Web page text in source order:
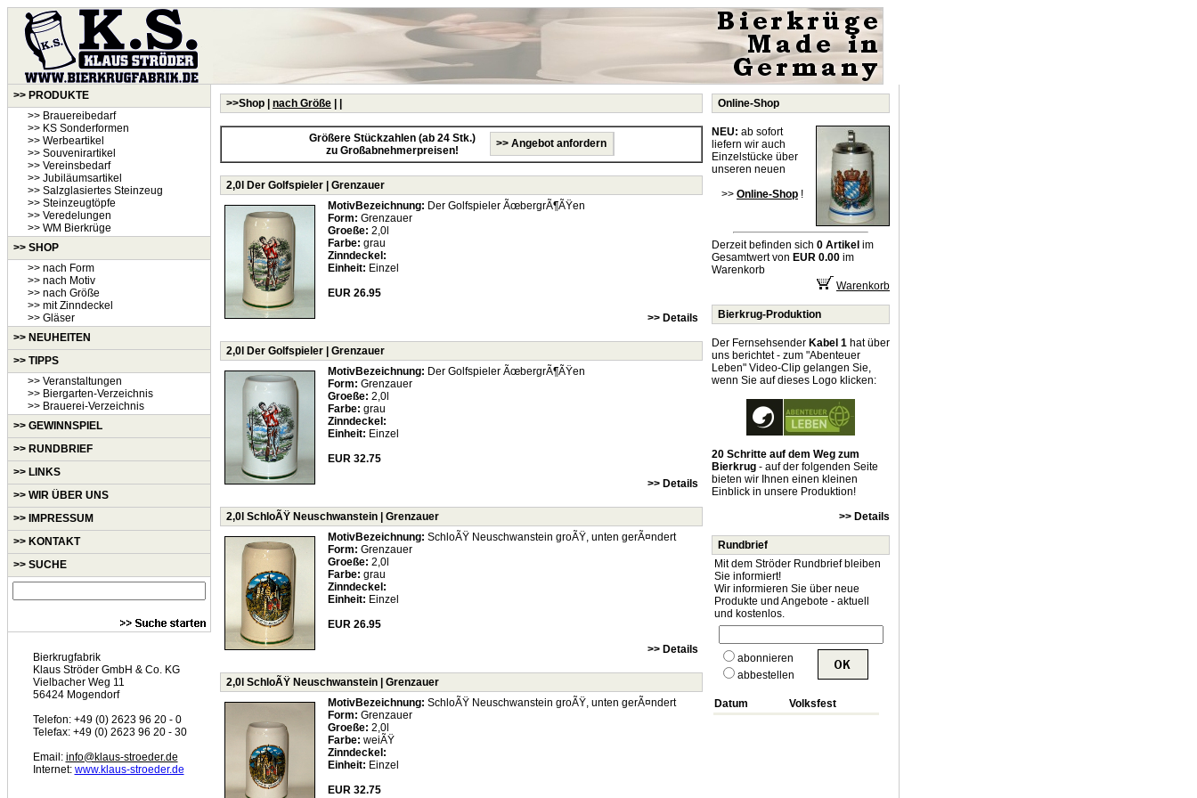
>> PRODUKTE
>> Brauereibedarf
>> KS Sonderformen
>> Werbeartikel
>> Souvenirartikel
>> Vereinsbedarf
>> Jubiläumsartikel
>> Salzglasiertes Steinzeug
>> Steinzeugtöpfe
>> Veredelungen
>> WM Bierkrüge
>> SHOP
>> nach Form
>> nach Motiv
>> nach Größe
>> mit Zinndeckel
>> Gläser
>> NEUHEITEN
>> TIPPS
>> Veranstaltungen
>> Biergarten-Verzeichnis
>> Brauerei-Verzeichnis
>> GEWINNSPIEL
>> RUNDBRIEF
>> LINKS
>> WIR ÜBER UNS
>> IMPRESSUM
>> KONTAKT
>> SUCHE
Bierkrugfabrik
Klaus Ströder GmbH & Co. KG
Vielbacher Weg 11
56424 Mogendorf
Telefon: +49 (0) 2623 96 20 - 0
Telefax: +49 (0) 2623 96 20 - 30
Email: info@klaus-stroeder.de
Internet: www.klaus-stroeder.de
>>Shop | nach Größe
Größere Stückzahlen (ab 24 Stk.)
zu Großabnehmerpreisen!
>> Angebot anfordern
2,0l Der Golfspieler | Grenzauer
MotivBezeichnung: Der Golfspieler ÃœbergrÃ¶ÃŸen
Form: Grenzauer
Groeße: 2,0l
Farbe: grau
Zinndeckel:
Einheit: Einzel
EUR 26.95
>> Details
2,0l Der Golfspieler | Grenzauer
MotivBezeichnung: Der Golfspieler ÃœbergrÃ¶ÃŸen
Form: Grenzauer
Groeße: 2,0l
Farbe: grau
Zinndeckel:
Einheit: Einzel
EUR 32.75
>> Details
2,0l SchloÃŸ Neuschwanstein | Grenzauer
MotivBezeichnung: SchloÃŸ Neuschwanstein groÃŸ, unten gerÃ¤ndert
Form: Grenzauer
Groeße: 2,0l
Farbe: grau
Zinndeckel:
Einheit: Einzel
EUR 26.95
>> Details
2,0l SchloÃŸ Neuschwanstein | Grenzauer
MotivBezeichnung: SchloÃŸ Neuschwanstein groÃŸ, unten gerÃ¤ndert
Form: Grenzauer
Groeße: 2,0l
Farbe: weiÃŸ
Zinndeckel:
Einheit: Einzel
EUR 32.75
Online-Shop
NEU: ab sofort
liefern wir auch
Einzelstücke über
unseren neuen
>> Online-Shop !
Derzeit befinden sich 0 Artikel im
Gesamtwert von EUR 0.00 im
Warenkorb
Warenkorb
Bierkrug-Produktion
Der Fernsehsender Kabel 1 hat über
uns berichtet - zum "Abenteuer
Leben" Video-Clip gelangen Sie,
wenn Sie auf dieses Logo klicken:
20 Schritte auf dem Weg zum
Bierkrug - auf der folgenden Seite
bieten wir Ihnen einen kleinen
Einblick in unsere Produktion!
>> Details
Rundbrief
Mit dem Ströder Rundbrief bleiben
Sie informiert!
Wir informieren Sie über neue
Produkte und Angebote - aktuell
und kostenlos.
abonnieren
abbestellen
Datum Volksfest